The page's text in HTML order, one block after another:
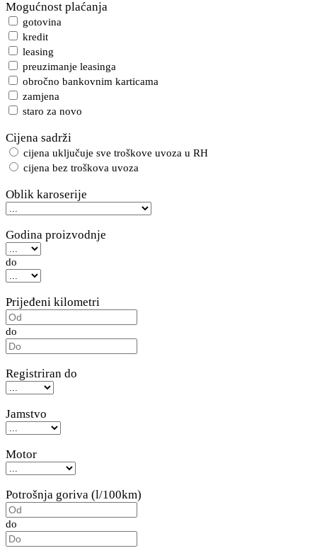
Mogućnost plaćanja
gotovina
kredit
leasing
preuzimanje leasinga
obročno bankovnim karticama
zamjena
staro za novo
Cijena sadrži
cijena uključuje sve troškove uvoza u RH
cijena bez troškova uvoza
Oblik karoserije
Godina proizvodnje
do
Prijeđeni kilometri
do
Registriran do
Jamstvo
Motor
Potrošnja goriva (l/100km)
do